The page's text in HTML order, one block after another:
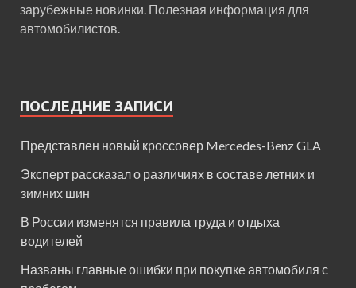
зарубежные новинки. Полезная информация для
автомобилистов.
ПОСЛЕДНИЕ ЗАПИСИ
Представлен новый кроссовер Mercedes-Benz GLA
Эксперт рассказал о различиях в составе летних и
зимних шин
В России изменятся правила труда и отдыха
водителей
Названы главные ошибки при покупке автомобиля с